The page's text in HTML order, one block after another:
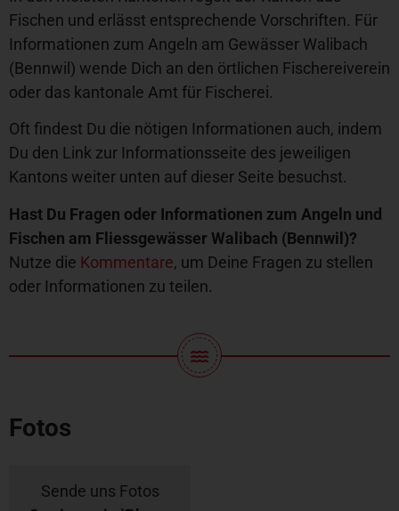
Fischen und erlässt entsprechende Vorschriften. Für
Informationen zum Angeln am Gewässer Walibach
(Bennwil) wende Dich an den örtlichen Fischereiverein
oder das kantonale Amt für Fischerei.
Oft findest Du die nötigen Informationen auch, indem
Du den Link zur Informationsseite des jeweiligen
Kantons weiter unten auf dieser Seite besuchst.
Hast Du Fragen oder Informationen zum Angeln und
Fischen am Fliessgewässer Walibach (Bennwil)?
Nutze die Kommentare, um Deine Fragen zu stellen
oder Informationen zu teilen.
Fotos
Sende uns Fotos